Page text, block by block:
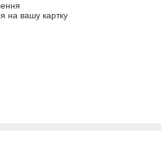
на вашу картку